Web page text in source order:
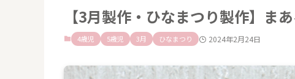
【3月製作・ひなまつり製作】ま
4歳児 5歳児 3月 ひなまつり 2024年2月24日